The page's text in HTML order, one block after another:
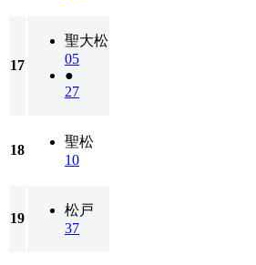
17
聖大松
05
●
27
18
聖松
10
19
松戸
37